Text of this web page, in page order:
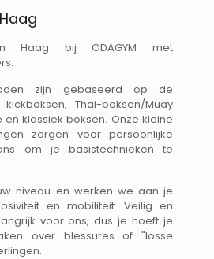
Haag bij ODAGYM met
zijn gebaseerd op de
Thai-boksen/Muay
en klassiek boksen. Onze kleine
zorgen voor persoonlijke
om je basistechnieken te
niveau en werken we aan je
en mobiliteit. Veilig en
voor ons, dus je hoeft je
over blessures of "losse